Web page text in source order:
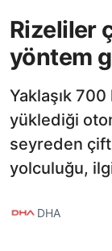
Rizeliler
yöntem
Yaklaşık
yüklediği
seyreden
yolculuğu,
DHA